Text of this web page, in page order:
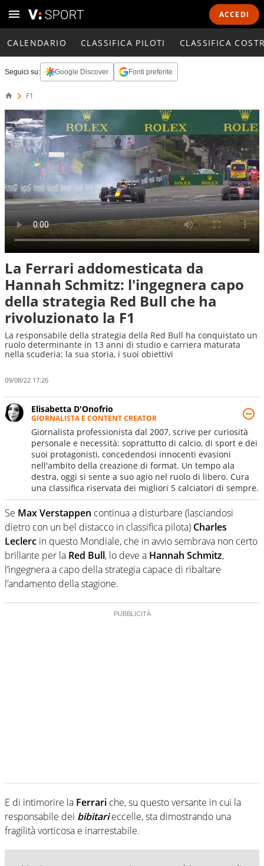
ACCEDI
CALENDARIO CLASSIFICA PILOTI CLASSIFICA
Seguici su: Google Discover Fonti preferite
F1
La Ferrari addomesticata da
Hannah Schmitz: l'ingegnera capo
della strategia Red Bull che ha
rivoluzionato la F1
La responsabile della strategia della Red Bull ha conquistato un
ruolo determinante in 13 anni di studio e carriera maturata
nella scuderia: la sua storia, i suoi obiettivi
09/08/22 17:26
Elisabetta D'Onofrio
GIORNALISTA E CONTENT CREATOR
Giornalista professionista dal 2007, scrive per curiosità
personale e necessità: soprattutto di calcio, di sport e dei
suoi protagonisti, concedendosi innocenti evasioni
nell'ambito della creazione di format. Un tempo ala
destra, oggi si sente a suo agio nel ruolo di libero. Cura
una classifica riservata dei migliori 5 calciatori di sempre.
Se Max Verstappen continua a disturbare (lasciandosi
dietro con un bel distacco in classifica pilota) Charles
Leclerc in questo Mondiale, che in avvio sembrava non certo
brillante per la Red Bull, lo deve a Hannah Schmitz,
l’ingegnera a capo della strategia capace di ribaltare
l’andamento della stagione.
E di intimorire la Ferrari che, su questo versante in cui la
responsabile dei bibitari eccelle, sta dimostrando una
fragilità vorticosa e inarrestabile.